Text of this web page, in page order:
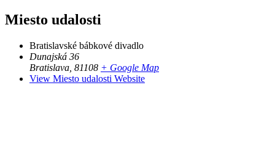
Miesto udalosti
Bratislavské bábkové divadlo
Dunajská 36
Bratislava 81108 + Google Map
View Miesto udalosti Website